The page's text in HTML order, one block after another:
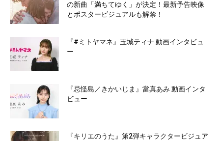
の新曲「満ちてゆく」が決定！最新予告映像
とポスタービジュアルも解禁！
『#ミトヤマネ』玉城ティナ 動画インタビュ
ー
『忌怪島／きかいじま』當真あみ 動画インタ
ビュー
『キリエのうた』第2弾キャラクタービジュア